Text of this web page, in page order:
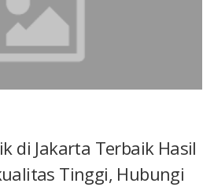
di Jakarta Terbaik Hasil
Tinggi, Hubungi